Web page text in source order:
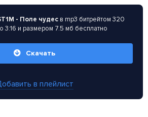
- Поле чудесв mp3 битрейтом 320
3:16 и размером 7.5 мб бесплатно
Скачать
в плейлист